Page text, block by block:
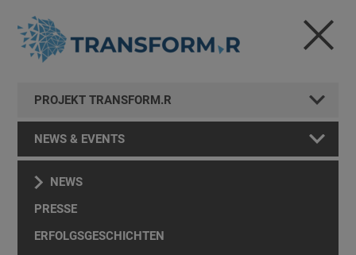
PROJEKT TRANSFORM.R
NEWS & EVENTS
NEWS
PRESSE
ERFOLGSGESCHICHTEN